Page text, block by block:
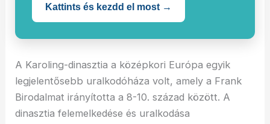
Kattints és kezdd el most →
A Karoling-dinasztia a középkori Európa egyik
legjelentősebb uralkodóháza volt, amely a Frank
Birodalmat irányította a 8-10. század között. A
dinasztia felemelkedése és uralkodása